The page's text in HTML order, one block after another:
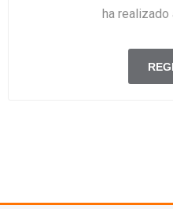
ha realizado